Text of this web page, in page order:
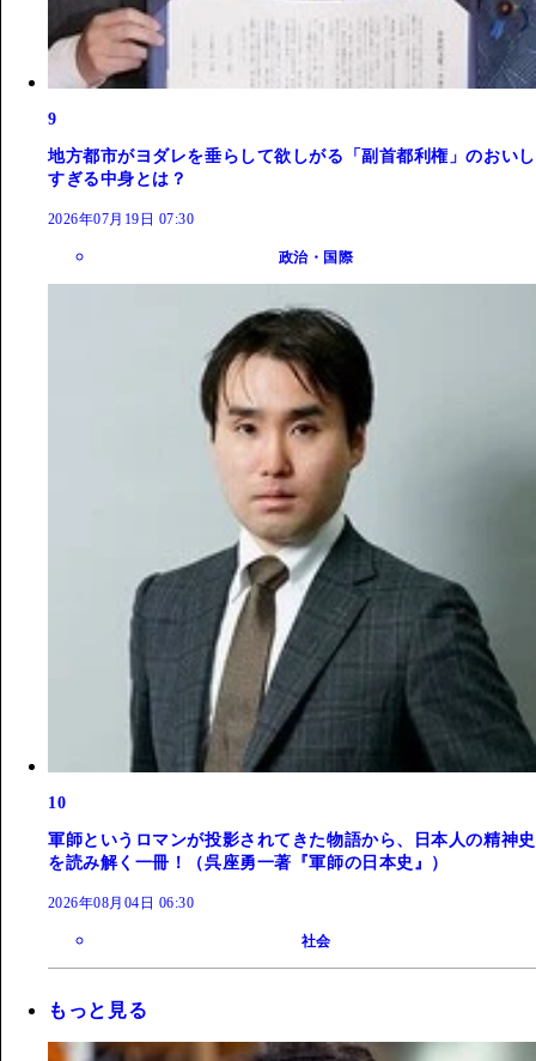
9
地方都市がヨダレを垂らして欲しがる「副首都利権」のおいし
すぎる中身とは？
2026年07月19日 07:30
政治・国際
10
軍師というロマンが投影されてきた物語から、日本人の精神史
を読み解く一冊！（呉座勇一著『軍師の日本史』）
2026年08月04日 06:30
社会
もっと見る